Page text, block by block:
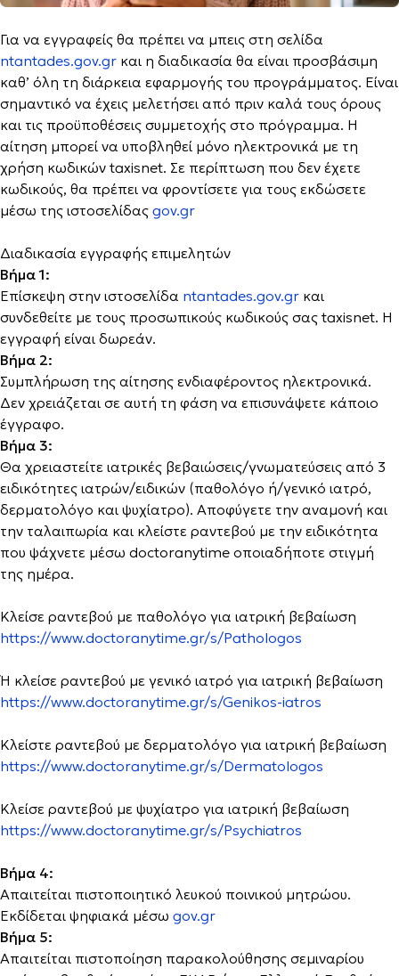
Για να εγγραφείς θα πρέπει να μπεις στη σελίδα
ntantades.gov.gr και η διαδικασία θα είναι προσβάσιμη
καθ’ όλη τη διάρκεια εφαρμογής του προγράμματος. Είναι
σημαντικό να έχεις μελετήσει από πριν καλά τους όρους
και τις προϋποθέσεις συμμετοχής στο πρόγραμμα. Η
αίτηση μπορεί να υποβληθεί μόνο ηλεκτρονικά με τη
χρήση κωδικών taxisnet. Σε περίπτωση που δεν έχετε
κωδικούς, θα πρέπει να φροντίσετε για τους εκδώσετε
μέσω της ιστοσελίδας gov.gr
Διαδικασία εγγραφής επιμελητών
Βήμα 1:
Επίσκεψη στην ιστοσελίδα ntantades.gov.gr και
συνδεθείτε με τους προσωπικούς κωδικούς σας taxisnet. Η
εγγραφή είναι δωρεάν.
Βήμα 2:
Συμπλήρωση της αίτησης ενδιαφέροντος ηλεκτρονικά.
Δεν χρειάζεται σε αυτή τη φάση να επισυνάψετε κάποιο
έγγραφο.
Βήμα 3:
Θα χρειαστείτε ιατρικές βεβαιώσεις/γνωματεύσεις από 3
ειδικότητες ιατρών/ειδικών (παθολόγο ή/γενικό ιατρό,
δερματολόγο και ψυχίατρο). Αποφύγετε την αναμονή και
την ταλαιπωρία και κλείστε ραντεβού με την ειδικότητα
που ψάχνετε μέσω doctoranytime οποιαδήποτε στιγμή
της ημέρα.
Κλείσε ραντεβού με παθολόγο για ιατρική βεβαίωση
https://www.doctoranytime.gr/s/Pathologos
Ή κλείσε ραντεβού με γενικό ιατρό για ιατρική βεβαίωση
https://www.doctoranytime.gr/s/Genikos-iatros
Κλείστε ραντεβού με δερματολόγο για ιατρική βεβαίωση
https://www.doctoranytime.gr/s/Dermatologos
Κλείσε ραντεβού με ψυχίατρο για ιατρική βεβαίωση
https://www.doctoranytime.gr/s/Psychiatros
Βήμα 4:
Απαιτείται πιστοποιητικό λευκού ποινικού μητρώου.
Εκδίδεται ψηφιακά μέσω gov.gr
Βήμα 5:
Απαιτείται πιστοποίηση παρακολούθησης σεμιναρίου